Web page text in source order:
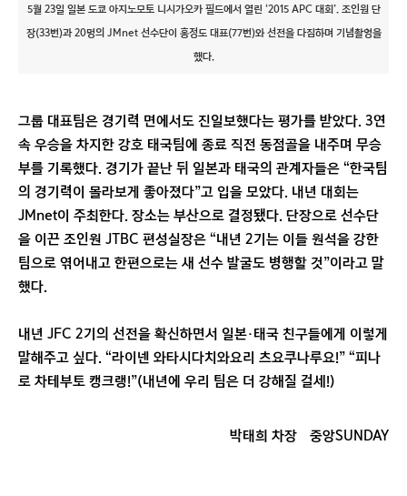
5월 23일 일본 도쿄 아지노모토 니시가오카 필드에서 열린 ‘2015 APC 대회’. 조인원 단
장(33번)과 20명의 JMnet 선수단이 홍정도 대표(77번)와 선전을 다짐하며 기념촬영을
했다.
그룹 대표팀은 경기력 면에서도 진일보했다는 평가를 받았다. 3연
속 우승을 차지한 강호 태국팀에 종료 직전 동점골을 내주며 무승
부를 기록했다. 경기가 끝난 뒤 일본과 태국의 관계자들은 “한국팀
의 경기력이 몰라보게 좋아졌다”고 입을 모았다. 내년 대회는
JMnet이 주최한다. 장소는 부산으로 결정됐다. 단장으로 선수단
을 이끈 조인원 JTBC 편성실장은 “내년 2기는 이들 원석을 강한
팀으로 엮어내고 한편으로는 새 선수 발굴도 병행할 것”이라고 말
했다.
내년 JFC 2기의 선전을 확신하면서 일본·태국 친구들에게 이렇게
말해주고 싶다. “라이넨 와타시다치와요리 츠요쿠나루요!” “피나
로 차테부토 캥크랭!”(내년에 우리 팀은 더 강해질 걸세!)
박태희 차장 중앙SUNDAY